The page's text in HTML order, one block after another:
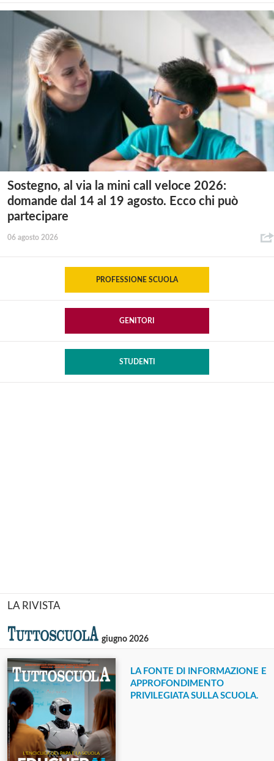
Sostegno, al via la mini call veloce 2026:
domande dal 14 al 19 agosto. Ecco chi può
partecipare
06 agosto 2026
PROFESSIONE SCUOLA
GENITORI
STUDENTI
LA RIVISTA
giugno 2026
LA FONTE DI INFORMAZIONE E
APPROFONDIMENTO
PRIVILEGIATA SULLA SCUOLA.